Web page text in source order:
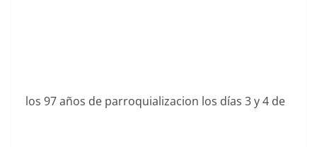
los 97 años de parroquializacion los días 3 y 4 de